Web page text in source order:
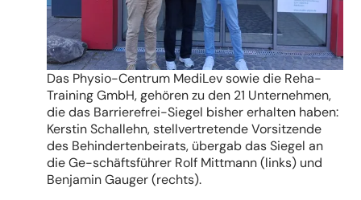
Das Physio-Centrum MediLev sowie die Reha-
Training GmbH, gehören zu den 21 Unternehmen,
die das Barrierefrei-Siegel bisher erhalten haben:
Kerstin Schallehn, stellvertretende Vorsitzende
des Behindertenbeirats, übergab das Siegel an
die Ge-schäftsführer Rolf Mittmann (links) und
Benjamin Gauger (rechts).